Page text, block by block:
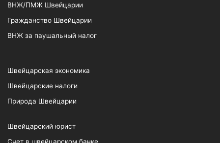
ВНЖ/ПМЖ Швейцарии
Гражданство Швейцарии
ВНЖ за паушальный налог
Швейцарская экономика
Швейцарские налоги
Природа Швейцарии
Швейцарский юрист